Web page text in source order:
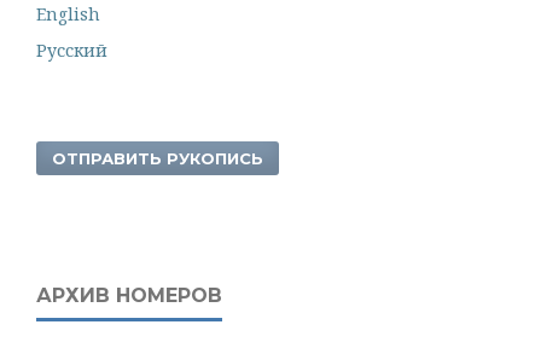
English
Русский
ОТПРАВИТЬ РУКОПИСЬ
АРХИВ НОМЕРОВ